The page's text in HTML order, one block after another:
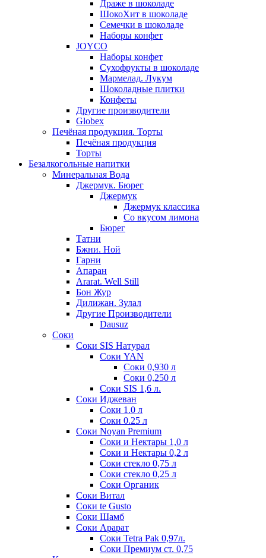
Драже в шоколаде
ШокоХит в шоколаде
Семечки в шоколаде
Наборы конфет
JOYCO
Наборы конфет
Сухофрукты в шоколаде
Мармелад. Лукум
Шоколадные плитки
Конфеты
Другие производители
Globex
Печёная продукция. Торты
Печёная продукция
Торты
Безалкогольные напитки
Минеральная Вода
Джермук. Бюрег
Джермук
Джермук классика
Со вкусом лимона
Бюрег
Татни
Бжни. Ной
Гарни
Апаран
Ararat. Well Still
Бон Жур
Дилижан. Зулал
Другие Производители
Dausuz
Соки
Соки SIS Натурал
Соки YAN
Соки 0,930 л
Соки 0,250 л
Соки SIS 1,6 л.
Соки Иджеван
Соки 1.0 л
Соки 0.25 л
Соки Noyan Premium
Соки и Нектары 1,0 л
Соки и Нектары 0,2 л
Соки стекло 0,75 л
Соки стекло 0,25 л
Соки Органик
Соки Витал
Соки te Gusto
Соки Шамб
Соки Арарат
Соки Tetra Pak 0,97л.
Соки Премиум ст. 0,75